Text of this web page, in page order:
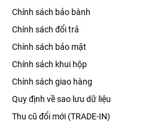
Chính sách bảo bành
Chính sách đổi trả
Chính sách bảo mật
Chính sách khui hộp
Chính sách giao hàng
Quy định về sao lưu dữ liệu
Thu cũ đổi mới (TRADE-IN)